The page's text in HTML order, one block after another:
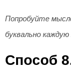
Попробуйте
буквально каждую
Способ